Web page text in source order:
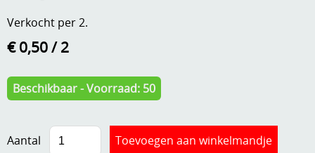
Hechtingsmaterialen
Hout , MDF, kartonmateriaal, steen
Kneedmateriaal
Knipvellen
Verkocht per 2.
€ 0,50/ 2
Beschikbaar - Voorraad: 50
Aantal